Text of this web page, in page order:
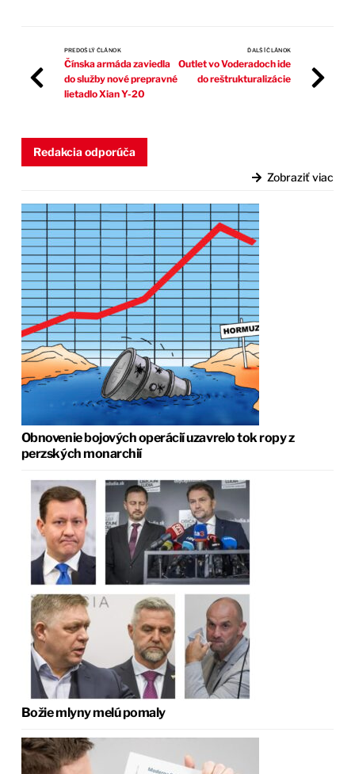
PREDOŠLÝ ČLÁNOK
Čínska armáda zaviedla
do služby nové prepravné
lietadlo Xian Y-20
ĎALŠÍ ČLÁNOK
Outlet vo Voderadoch ide
do reštrukturalizácie
Redakcia odporúča
Zobraziť viac
Obnovenie bojových operácií uzavrelo tok ropy z
perzských monarchií
Božie mlyny melú pomaly